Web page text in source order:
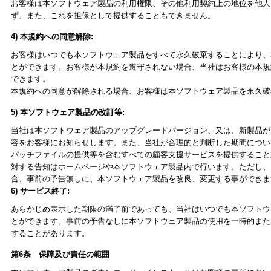
お客様は本ソフトウェア製品の利用権限、その他利用契約上の地位を他
ず、また、これを担保として提供することもできません。
4) 本規約への同意解除:
お客様はいつでも本ソフトウェア製品をすべて永久破棄することにより
とができます。お客様が本規約を遵守されない場合、当社はお客様の本
できます。
本規約への同意が解除される場合、お客様は本ソフトウェア製品を永久
5) 本ソフトウェア製品の改訂等:
当社は本ソフトウェア製品のアップグレードバージョン、又は、新製品
容をお客様にお知らせします。また、当社が合理的と判断した期間につ
パッチファイルの提供等を含むすべての顧客支援サービスを提供するこ
対する告知はホームページや本ソフトウェア製品内で行います。ただし
合、事前の予告無しに、本ソフトウェア製品を改良、変更する事ができ
6) サービス終了:
あらかじめ表示した期限の満了前であっても、当社はいつでも本ソフト
とができます。事前の予告なしに本ソフトウェア製品の使用を一時的ま
することがあります。
第6条 保障及び責任の範囲